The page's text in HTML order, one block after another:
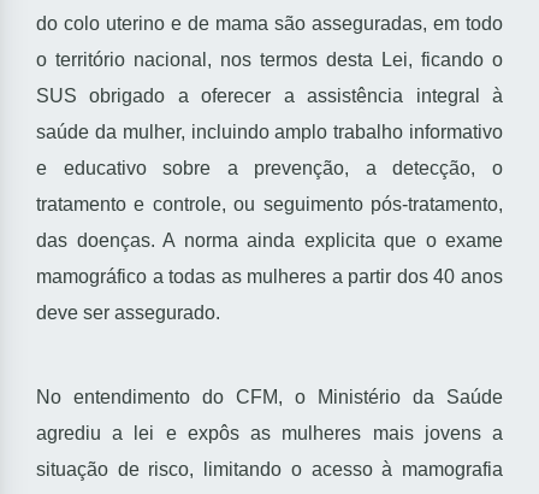
do colo uterino e de mama são asseguradas, em todo
o território nacional, nos termos desta Lei, ficando o
SUS obrigado a oferecer a assistência integral à
saúde da mulher, incluindo amplo trabalho informativo
e educativo sobre a prevenção, a detecção, o
tratamento e controle, ou seguimento pós-tratamento,
das doenças. A norma ainda explicita que o exame
mamográfico a todas as mulheres a partir dos 40 anos
deve ser assegurado.
No entendimento do CFM, o Ministério da Saúde
agrediu a lei e expôs as mulheres mais jovens a
situação de risco, limitando o acesso à mamografia